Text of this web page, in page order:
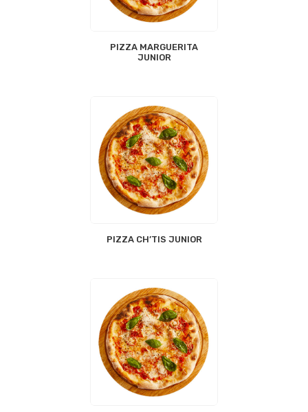
PIZZA MARGUERITA
JUNIOR
PIZZA CH’TIS JUNIOR